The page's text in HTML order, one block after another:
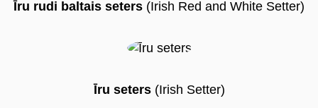
Īru rudi baltais seters (Irish Red and White Setter)
Īru seters(Irish Setter)